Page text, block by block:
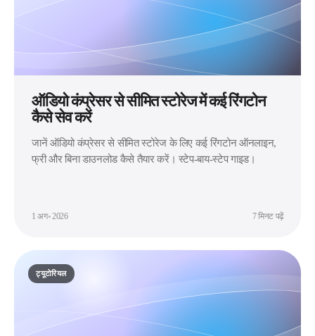
ऑडियो कंप्रेसर से सीमित स्टोरेज में कई रिंगटोन
कैसे सेव करें
जानें ऑडियो कंप्रेसर से सीमित स्टोरेज के लिए कई रिंगटोन ऑनलाइन,
फ्री और बिना डाउनलोड कैसे तैयार करें। स्टेप-बाय-स्टेप गाइड।
1 अग॰ 2026 7 मिनट पढ़ें
ट्यूटोरियल